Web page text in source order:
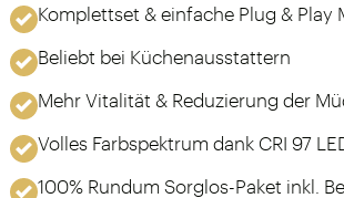
Komplettset & einfache Plug & Play
Beliebt bei Küchenausstattern
Mehr Vitalität & Reduzierung der
Volles Farbspektrum dank CRI 97
100% Rundum Sorglos-Paket inkl.